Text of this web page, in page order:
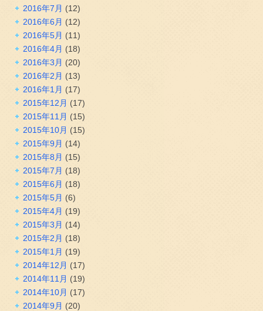
2016年7月 (12)
2016年6月 (12)
2016年5月 (11)
2016年4月 (18)
2016年3月 (20)
2016年2月 (13)
2016年1月 (17)
2015年12月 (17)
2015年11月 (15)
2015年10月 (15)
2015年9月 (14)
2015年8月 (15)
2015年7月 (18)
2015年6月 (18)
2015年5月 (6)
2015年4月 (19)
2015年3月 (14)
2015年2月 (18)
2015年1月 (19)
2014年12月 (17)
2014年11月 (19)
2014年10月 (17)
2014年9月 (20)